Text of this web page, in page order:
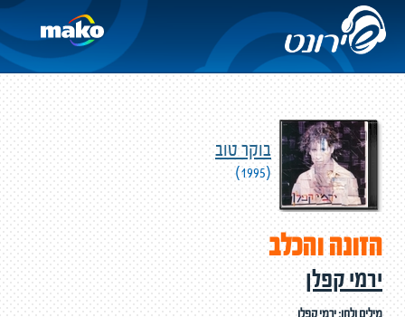
בוקר טוב
(1995)
הזונה והכלב
ירמי קפלן